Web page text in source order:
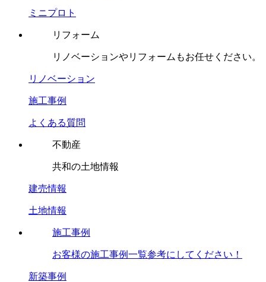
ミニプロト
リフォーム
リノベーションやリフォームもお任せください。
リノベーション
施工事例
よくある質問
不動産
共和の土地情報
建売情報
土地情報
施工事例
お客様の施工事例一覧参考にしてください！
新築事例